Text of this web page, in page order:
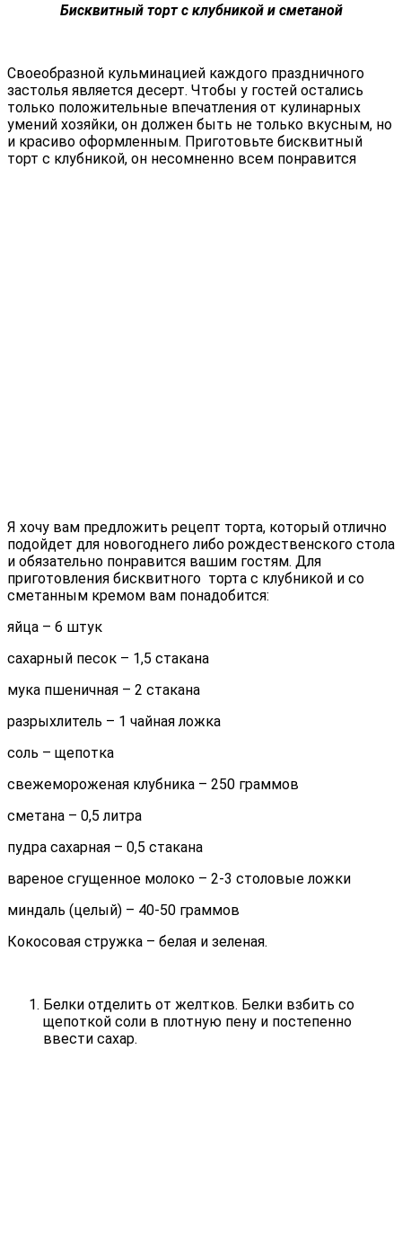
Бисквитный торт с клубникой и сметаной
Своеобразной кульминацией каждого праздничного
застолья является десерт. Чтобы у гостей остались
только положительные впечатления от кулинарных
умений хозяйки, он должен быть не только вкусным, но
и красиво оформленным. Приготовьте бисквитный
торт с клубникой, он несомненно всем понравится
Я хочу вам предложить рецепт торта, который отлично
подойдет для новогоднего либо рождественского стола
и обязательно понравится вашим гостям. Для
приготовления бисквитного торта с клубникой и со
сметанным кремом вам понадобится:
яйца – 6 штук
сахарный песок – 1,5 стакана
мука пшеничная – 2 стакана
разрыхлитель – 1 чайная ложка
соль – щепотка
свежемороженая клубника – 250 граммов
сметана – 0,5 литра
пудра сахарная – 0,5 стакана
вареное сгущенное молоко – 2-3 столовые ложки
миндаль (целый) – 40-50 граммов
Кокосовая стружка – белая и зеленая.
Белки отделить от желтков. Белки взбить со
щепоткой соли в плотную пену и постепенно
ввести сахар.